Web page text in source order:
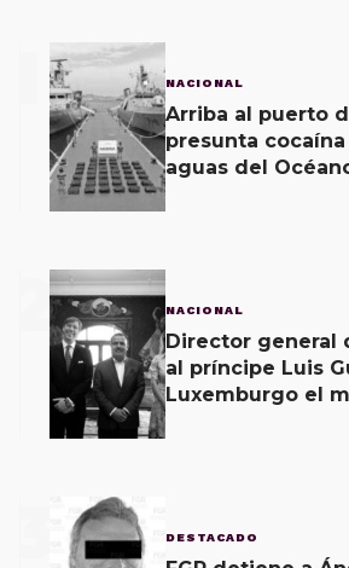
NACIONAL
Arriba al puerto
presunta
aguas del
2 NACIONAL
Director general
al príncipe Luis
Luxemburgo el
DESTACADO